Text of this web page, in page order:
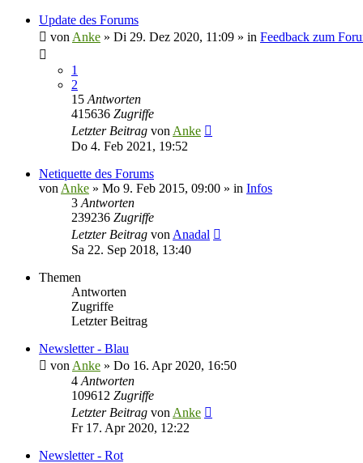
Update des Forums
von Anke » Di 29. Dez 2020, 11:09 » in Feedback zum
1
2
15 Antworten
415636 Zugriffe
Letzter Beitrag von Anke
Do 4. Feb 2021, 19:52
Netiquette des Forums
von Anke » Mo 9. Feb 2015, 09:00 » in Infos
3 Antworten
239236 Zugriffe
Letzter Beitrag von Anadal
Sa 22. Sep 2018, 13:40
Themen
Antworten
Zugriffe
Letzter Beitrag
Newsletter - Blau
von Anke » Do 16. Apr 2020, 16:50
4 Antworten
109612 Zugriffe
Letzter Beitrag von Anke
Fr 17. Apr 2020, 12:22
Newsletter - Rot